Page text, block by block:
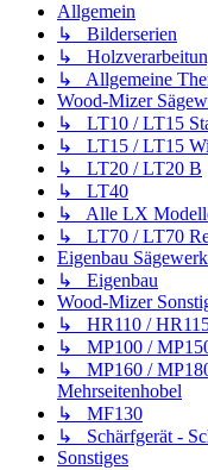
Allgemein
↳ Bilderserien
↳
↳ Allgemeine
Wood-Mizer
↳ LT10 / LT15
↳ LT15 / LT15
↳ LT20 / LT20 B
↳ LT40
↳ Alle LX
↳ LT70 / LT70
Eigenbau
↳ Eigenbau
Wood-Mizer
↳ HR110 /
↳ MP100 /
↳ MP160 /
Mehrseitenhobel
↳ MF130
↳ Schärfgerät -
Sonstiges